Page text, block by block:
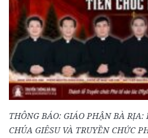
THÔNG BÁO: GIÁO PHẬN BÀ
CHÚA GIÊSU VÀ TRUYỀN CHỨC